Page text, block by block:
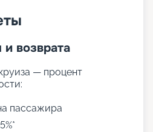
путевку онлайн, без
собрали всю
2026 - 2027 г.,
цены на
Вас ждет яркое и
возврата
— процент
пассажира